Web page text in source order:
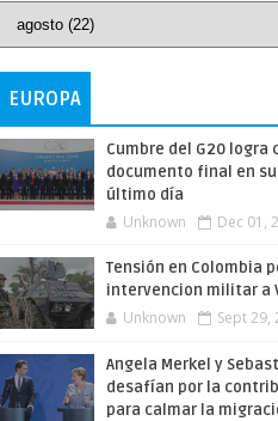
EUROPA
Cumbre del G20 logra
documento final en
último día
Unknown Dec 01,
Tensión en Colombia
intervencion militar a
Unknown Sept 29,
Angela Merkel y
desafían por la
para calmar la